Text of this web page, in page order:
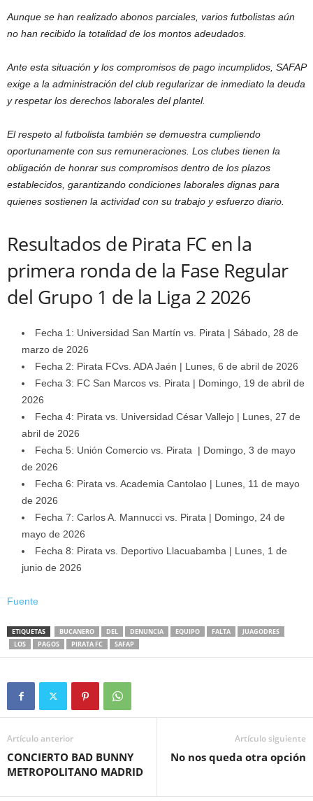
Aunque se han realizado abonos parciales, varios futbolistas aún
no han recibido la totalidad de los montos adeudados.
Ante esta situación y los compromisos de pago incumplidos, SAFAP
exige a la administración del club regularizar de inmediato la deuda
y respetar los derechos laborales del plantel.
El respeto al futbolista también se demuestra cumpliendo
oportunamente con sus remuneraciones. Los clubes tienen la
obligación de honrar sus compromisos dentro de los plazos
establecidos, garantizando condiciones laborales dignas para
quienes sostienen la actividad con su trabajo y esfuerzo diario.
Resultados de Pirata FC en la
primera ronda de la Fase Regular
del Grupo 1 de la Liga 2 2026
Fecha 1: Universidad San Martín vs. Pirata | Sábado, 28 de
marzo de 2026
Fecha 2: Pirata FCvs. ADA Jaén | Lunes, 6 de abril de 2026
Fecha 3: FC San Marcos vs. Pirata | Domingo, 19 de abril de
2026
Fecha 4: Pirata vs. Universidad César Vallejo | Lunes, 27 de
abril de 2026
Fecha 5: Unión Comercio vs. Pirata | Domingo, 3 de mayo
de 2026
Fecha 6: Pirata vs. Academia Cantolao | Lunes, 11 de mayo
de 2026
Fecha 7: Carlos A. Mannucci vs. Pirata | Domingo, 24 de
mayo de 2026
Fecha 8: Pirata vs. Deportivo Llacuabamba | Lunes, 1 de
junio de 2026
Fuente
ETIQUETAS BUCANERO DEL DENUNCIA EQUIPO FALTA
JUAGODRES
LOS
PAGOS PIRATA FC SAFAP
Artículo anterior
CONCIERTO BAD BUNNY
METROPOLITANO MADRID
Artículo siguiente
No nos queda otra opción